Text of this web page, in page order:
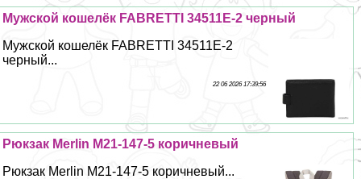
Мужской кошелёк FABRETTI 34511E-2 черный
Мужской кошелёк FABRETTI 34511E-2
черный...
22 06 2026 17:39:56
Рюкзак Merlin M21-147-5 коричневый
Рюкзак Merlin M21-147-5 коричневый...